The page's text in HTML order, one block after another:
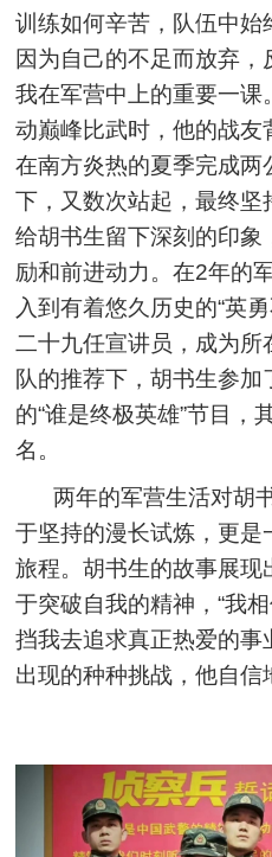
训练如何辛苦，队伍中
因为自己的不足而放弃
我在军营中上的重要一课
动巅峰比武时，他的战
在南方炎热的夏季完成两
下，又数次站起，最终
给胡书生留下深刻的印
励和前进动力。在2年的
入到有着悠久历史的“英
二十九任宣讲员，成为
队的推荐下，胡书生参
的“谁是终极英雄”节目，
名。
两年的军营生活对胡
于坚持的漫长试炼，更是
旅程。胡书生的故事展
于突破自我的精神，“我
挡我去追求真正热爱的事
出现的种种挑战，他自信